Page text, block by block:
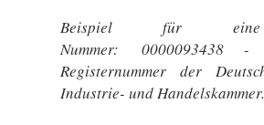
Beispiel für
Nummer: 0000093438
Registernummer der
Industrie- und Handelskammer.